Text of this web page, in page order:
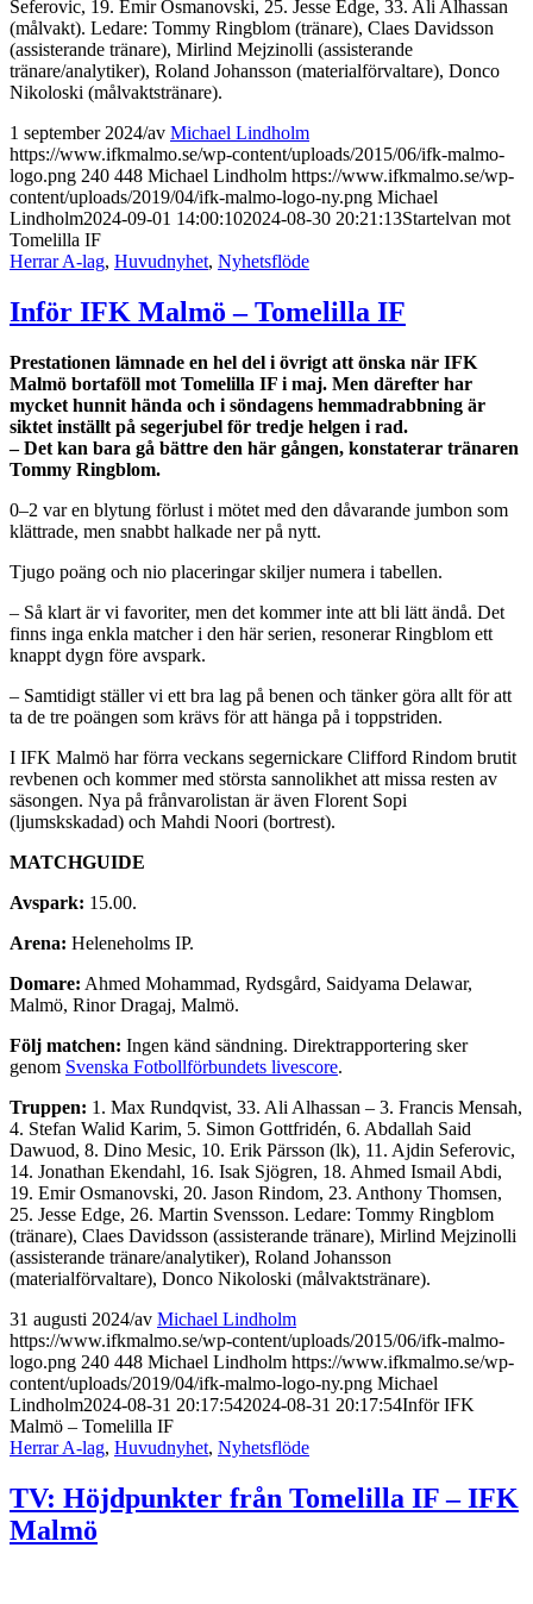
Seferovic, 19. Emir Osmanovski, 25. Jesse Edge, 33. Ali Alhassan
(målvakt). Ledare: Tommy Ringblom (tränare), Claes Davidsson
(assisterande tränare), Mirlind Mejzinolli (assisterande
tränare/analytiker), Roland Johansson (materialförvaltare), Donco
Nikoloski (målvaktstränare).
1 september 2024/av Michael Lindholm
https://www.ifkmalmo.se/wp-content/uploads/2015/06/ifk-malmo-
logo.png 240 448 Michael Lindholm https://www.ifkmalmo.se/wp-
content/uploads/2019/04/ifk-malmo-logo-ny.png Michael
Lindholm2024-09-01 14:00:102024-08-30 20:21:13Startelvan mot
Tomelilla IF
Herrar A-lag, Huvudnyhet, Nyhetsflöde
Inför IFK Malmö – Tomelilla IF
Prestationen lämnade en hel del i övrigt att önska när IFK
Malmö bortaföll mot Tomelilla IF i maj. Men därefter har
mycket hunnit hända och i söndagens hemmadrabbning är
siktet inställt på segerjubel för tredje helgen i rad.
– Det kan bara gå bättre den här gången, konstaterar tränaren
Tommy Ringblom.
0–2 var en blytung förlust i mötet med den dåvarande jumbon som
klättrade, men snabbt halkade ner på nytt.
Tjugo poäng och nio placeringar skiljer numera i tabellen.
– Så klart är vi favoriter, men det kommer inte att bli lätt ändå. Det
finns inga enkla matcher i den här serien, resonerar Ringblom ett
knappt dygn före avspark.
– Samtidigt ställer vi ett bra lag på benen och tänker göra allt för att
ta de tre poängen som krävs för att hänga på i toppstriden.
I IFK Malmö har förra veckans segernickare Clifford Rindom brutit
revbenen och kommer med största sannolikhet att missa resten av
säsongen. Nya på frånvarolistan är även Florent Sopi
(ljumskskadad) och Mahdi Noori (bortrest).
MATCHGUIDE
Avspark: 15.00.
Arena: Heleneholms IP.
Domare: Ahmed Mohammad, Rydsgård, Saidyama Delawar,
Malmö, Rinor Dragaj, Malmö.
Följ matchen: Ingen känd sändning. Direktrapportering sker
genom Svenska Fotbollförbundets livescore.
Truppen: 1. Max Rundqvist, 33. Ali Alhassan – 3. Francis Mensah,
4. Stefan Walid Karim, 5. Simon Gottfridén, 6. Abdallah Said
Dawuod, 8. Dino Mesic, 10. Erik Pärsson (lk), 11. Ajdin Seferovic,
14. Jonathan Ekendahl, 16. Isak Sjögren, 18. Ahmed Ismail Abdi,
19. Emir Osmanovski, 20. Jason Rindom, 23. Anthony Thomsen,
25. Jesse Edge, 26. Martin Svensson. Ledare: Tommy Ringblom
(tränare), Claes Davidsson (assisterande tränare), Mirlind Mejzinolli
(assisterande tränare/analytiker), Roland Johansson
(materialförvaltare), Donco Nikoloski (målvaktstränare).
31 augusti 2024/av Michael Lindholm
https://www.ifkmalmo.se/wp-content/uploads/2015/06/ifk-malmo-
logo.png 240 448 Michael Lindholm https://www.ifkmalmo.se/wp-
content/uploads/2019/04/ifk-malmo-logo-ny.png Michael
Lindholm2024-08-31 20:17:542024-08-31 20:17:54Inför IFK
Malmö – Tomelilla IF
Herrar A-lag, Huvudnyhet, Nyhetsflöde
TV: Höjdpunkter från Tomelilla IF – IFK
Malmö